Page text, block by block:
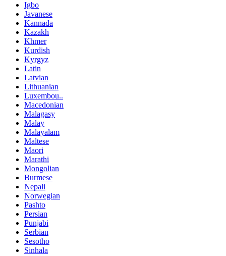
Igbo
Javanese
Kannada
Kazakh
Khmer
Kurdish
Kyrgyz
Latin
Latvian
Lithuanian
Luxembou..
Macedonian
Malagasy
Malay
Malayalam
Maltese
Maori
Marathi
Mongolian
Burmese
Nepali
Norwegian
Pashto
Persian
Punjabi
Serbian
Sesotho
Sinhala